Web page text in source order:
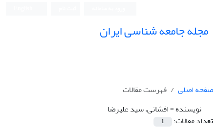
مجله جامعه شناسی ایران
صفحه اصلی
فهرست مقالات
نویسنده =افشانى، سید علیرضا
تعداد مقالات:
1